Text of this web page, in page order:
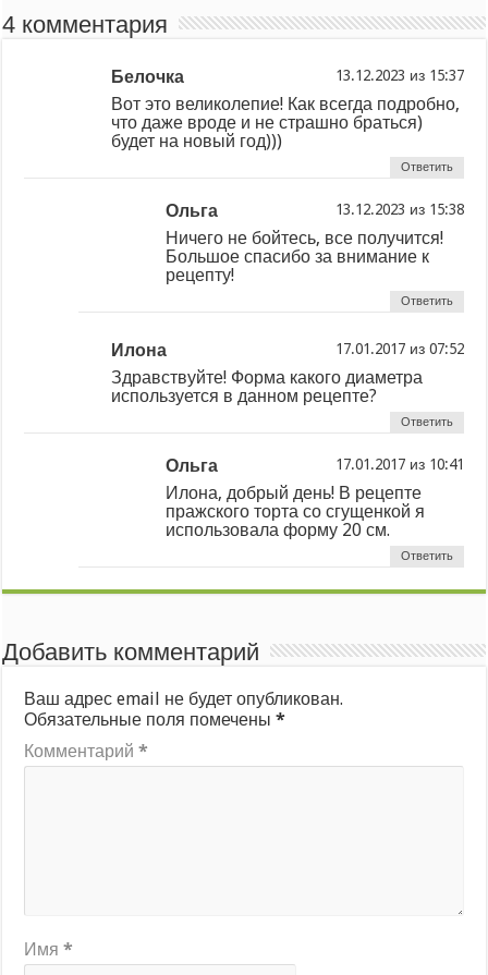
4 комментария
Белочка из
Вот это великолепие! Как всегда подробно,
что даже вроде и не страшно браться)
будет на новый год)))
Ответить
Ольга из
Ничего не бойтесь, все получится!
Большое спасибо за внимание к
рецепту!
Ответить
Илона из
Здравствуйте! Форма какого диаметра
используется в данном рецепте?
Ответить
Ольга из
Илона, добрый день! В рецепте
пражского торта со сгущенкой я
использовала форму 20 см.
Ответить
Добавить комментарий
Ваш адрес email не будет опубликован.
Обязательные поля помечены*
Комментарий*
Имя*